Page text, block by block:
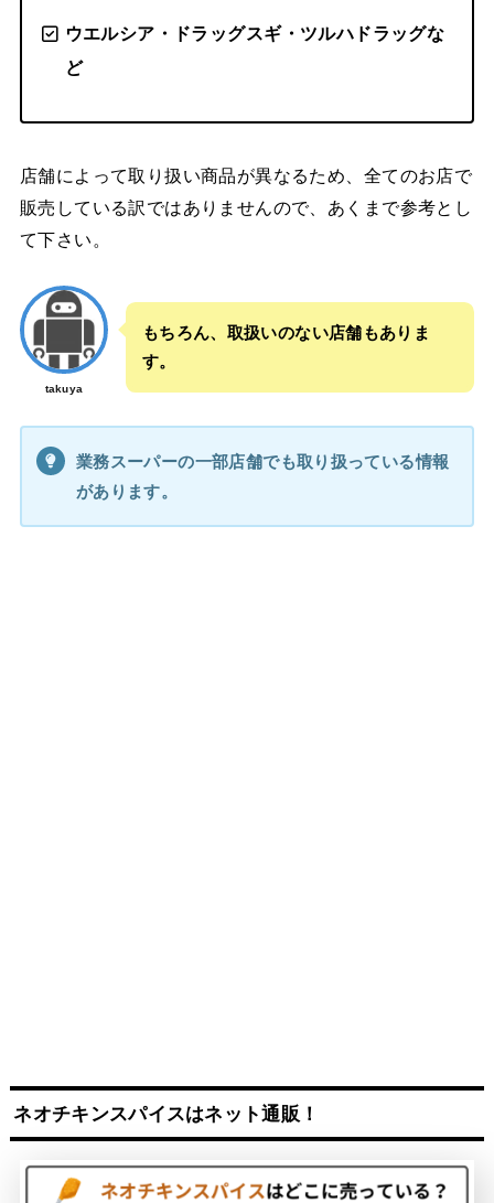
ウエルシア・ドラッグスギ・ツルハドラッグな
ど
店舗によって取り扱い商品が異なるため、全てのお店で
販売している訳ではありませんので、あくまで参考とし
て下さい。
takuya
もちろん、取扱いのない店舗もありま
す。
業務スーパーの一部店舗でも取り扱っている情報
があります。
ネオチキンスパイスはネット通販 ！